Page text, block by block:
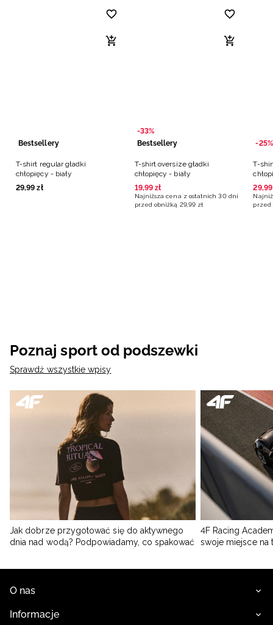
Bestsellery
T-shirt regular gładki
chłopięcy - biały
29,99 zł
-33%
Bestsellery
T-shirt oversize gładki
chłopięcy - biały
19,99 zł
Najniższa cena z ostatnich 30 dni
przed obniżką 29,99 zł
-25%
T-
29,99
przed
Poznaj sport od podszewki
Sprawdź wszystkie wpisy
Jak dobrze przygotować się do aktywnego
dnia nad wodą? Podpowiadamy, co spakować
4F Racing
swoje miejsce na
O nas
Informacje